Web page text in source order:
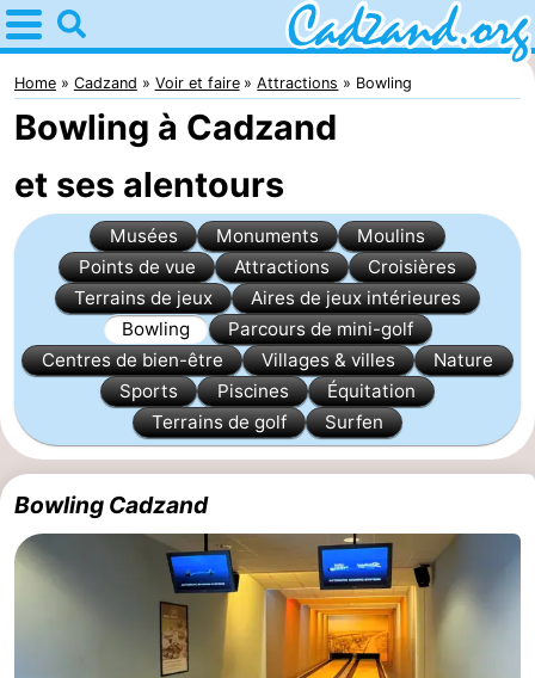
Home
Cadzand
Astuces
Avec
les
enfants
Passer
nuit
Appartements
Campings
Chaumières
-
Bad
Meersee
-
Beach
-
Home Cadzand Voir et faire Attractions Bowling
Bowling à Cadzand
et ses alentours
Musées Monuments
Moulins
Points de vue
Attractions
Croisières
Terrains de jeux
Aires de jeux intérieures
Bowling
Parcours de mini-golf
Centres de bien-être
Villages & villes
Nature
Sports
Piscines
Équitation
Terrains de golf
Surfen
Bowling Cadzand